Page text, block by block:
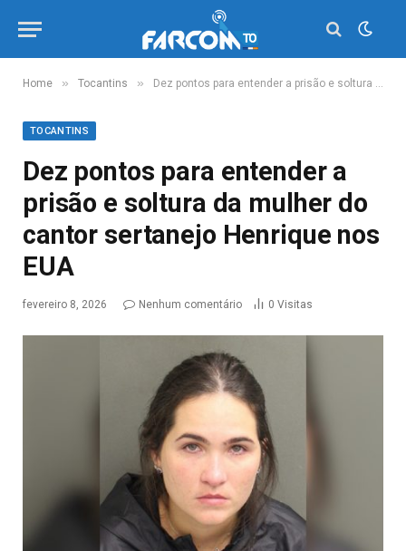
Home » Tocantins » Dez pontos para entender a prisão e soltura da mulher do cantor sertanejo Henrique nos EUA
TOCANTINS
Dez pontos para entender a
prisão e soltura da mulher do
cantor sertanejo Henrique nos
EUA
fevereiro 8, 2026 Nenhum comentário 0 Visitas